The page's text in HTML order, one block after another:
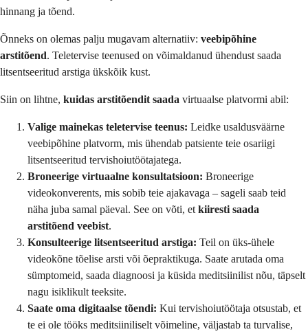
hinnang ja tõend.
Õnneks on olemas palju mugavam alternatiiv: veebipõhine
arstitõend. Teletervise teenused on võimaldanud ühendust saada
litsentseeritud arstiga ükskõik kust.
Siin on lihtne, kuidas arstitõendit saada virtuaalse platvormi abil:
Valige mainekas teletervise teenus: Leidke usaldusväärne
veebipõhine platvorm, mis ühendab patsiente teie osariigi
litsentseeritud tervishoiutöötajatega.
Broneerige virtuaalne konsultatsioon: Broneerige
videokonverents, mis sobib teie ajakavaga – sageli saab teid
näha juba samal päeval. See on võti, et kiiresti saada
arstitõend veebist.
Konsulteerige litsentseeritud arstiga: Teil on üks-ühele
videokõne tõelise arsti või õepraktikuga. Saate arutada oma
sümptomeid, saada diagnoosi ja küsida meditsiinilist nõu, täpselt
nagu isiklikult teeksite.
Saate oma digitaalse tõendi: Kui tervishoiutöötaja otsustab, et
te ei ole tööks meditsiiniliselt võimeline, väljastab ta turvalise,